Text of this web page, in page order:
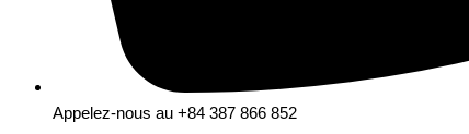
Appelez-nous au +84 387 866 852